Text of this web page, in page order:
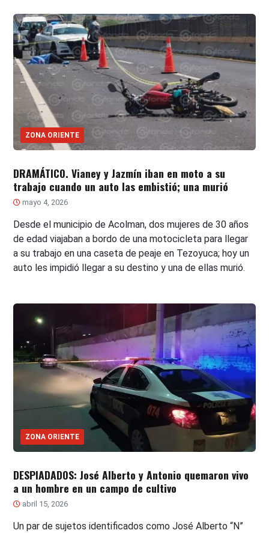
ZONA ORIENTE
DRAMÁTICO. Vianey y Jazmín iban en moto a su
trabajo cuando un auto las embistió; una murió
mayo 4, 2026
Desde el municipio de Acolman, dos mujeres de 30 años
de edad viajaban a bordo de una motocicleta para llegar
a su trabajo en una caseta de peaje en Tezoyuca; hoy un
auto les impidió llegar a su destino y una de ellas murió.
ZONA ORIENTE
DESPIADADOS: José Alberto y Antonio quemaron vivo
a un hombre en un campo de cultivo
abril 15, 2026
Un par de sujetos identificados como José Alberto “N”